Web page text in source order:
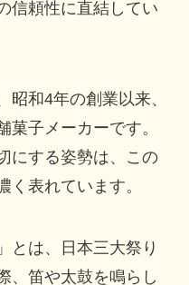
信頼性に直結してい
昭和4年の創業以来、
菓子メーカーです。
にする姿勢は、この
く表れています。
とは、日本三大祭り
、笛や太鼓を鳴らし